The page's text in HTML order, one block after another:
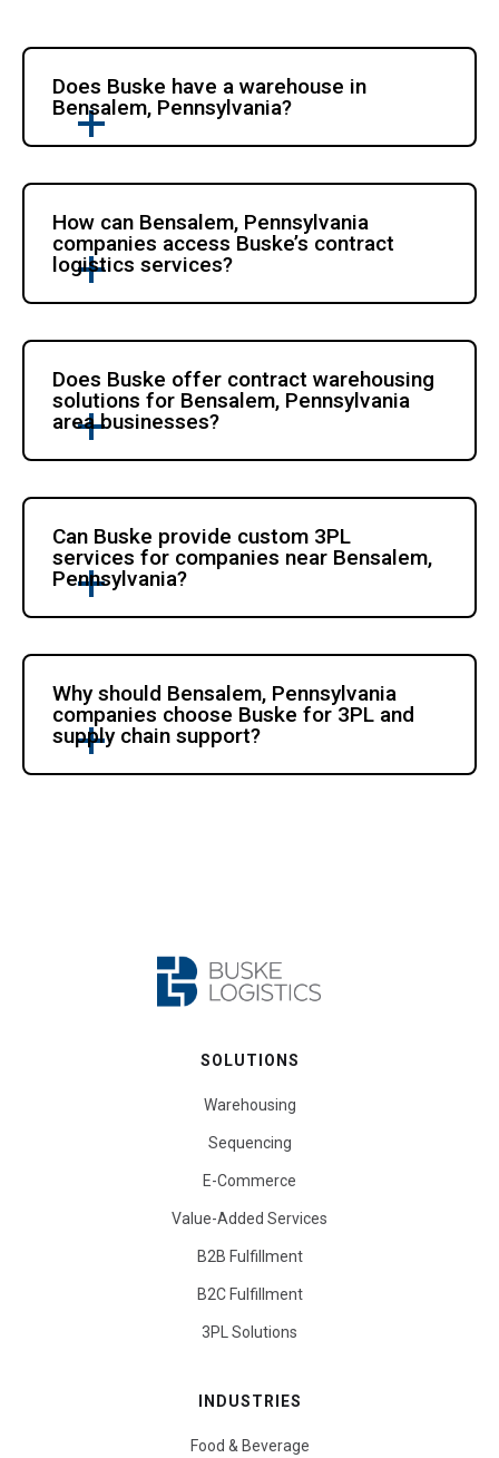
Does Buske have a warehouse in
Bensalem, Pennsylvania?
How can Bensalem, Pennsylvania
companies access Buske’s contract
logistics services?
Does Buske offer contract warehousing
solutions for Bensalem, Pennsylvania
area businesses?
Can Buske provide custom 3PL
services for companies near Bensalem,
Pennsylvania?
Why should Bensalem, Pennsylvania
companies choose Buske for 3PL and
supply chain support?
SOLUTIONS
Warehousing
Sequencing
E-Commerce
Value-Added Services
B2B Fulfillment
B2C Fulfillment
3PL Solutions
INDUSTRIES
Food & Beverage